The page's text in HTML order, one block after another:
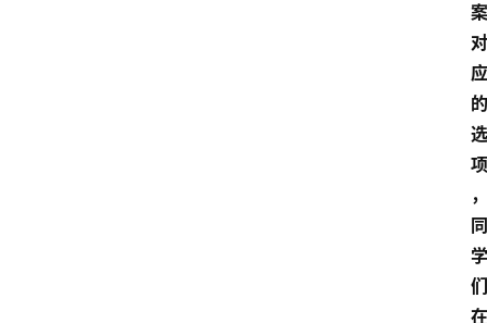
案
对
应
的
选
项
，
同
学
们
在